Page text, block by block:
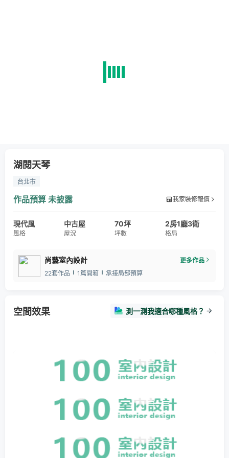
湖閱天琴
台北市
作品預算 未披露 我家裝修報價
現代風
風格
中古屋
屋況
70坪
坪數
2房1廳3衛
格局
尚藝室內設計
更多作品
22套作品
1篇開箱 承接局部預算
空間效果 測一測我適合哪種風格？